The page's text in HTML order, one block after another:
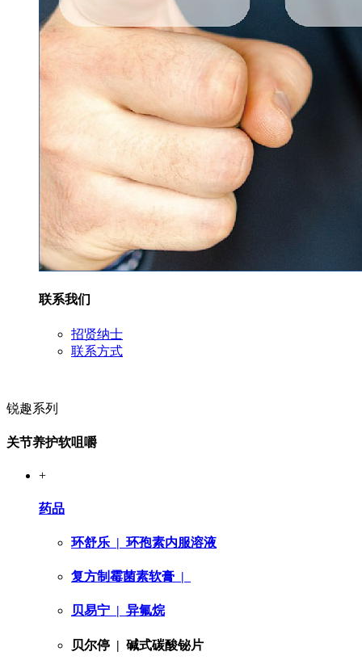
联系我们
招贤纳士
联系方式
锐趣系列
关节养护软咀嚼
+
药品
环舒乐 | 环孢素内服溶液
复方制霉菌素软膏 |
贝易宁 | 异氟烷
贝尔停 | 碱式碳酸铋片